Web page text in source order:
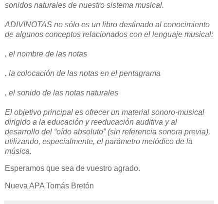
sonidos naturales de nuestro sistema musical.
ADIVINOTAS no sólo es un libro destinado al conocimiento
de algunos conceptos relacionados con el lenguaje musical:
. el nombre de las notas
. la colocación de las notas en el pentagrama
. el sonido de las notas naturales
El objetivo principal es ofrecer un material sonoro-musical
dirigido a la educación y reeducación auditiva y al
desarrollo del “oído absoluto” (sin referencia sonora previa),
utilizando, especialmente, el parámetro melódico de la
música.
Esperamos que sea de vuestro agrado.
Nueva APA Tomás Bretón